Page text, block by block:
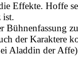
Effekte. Hoffe
ist.
Bühnenfassung
der Karaktere
Aladdin der